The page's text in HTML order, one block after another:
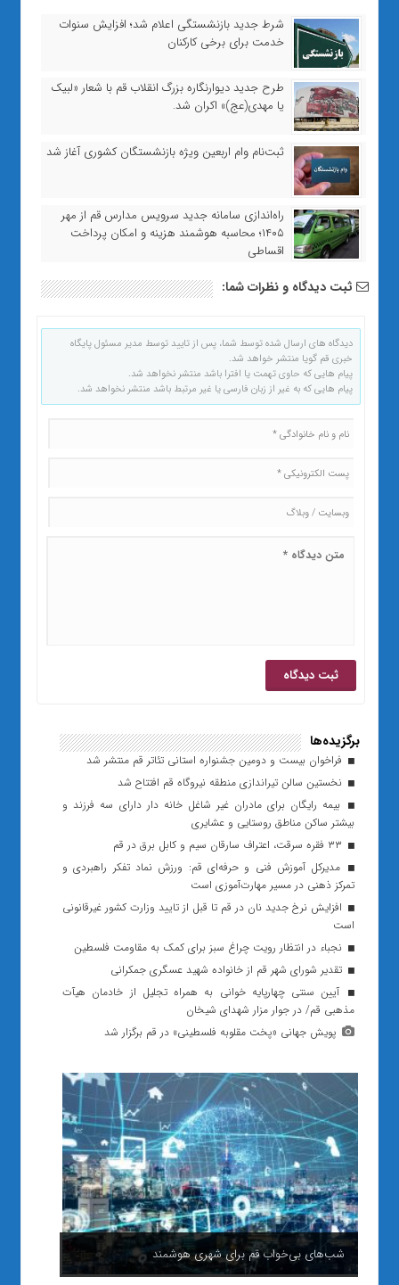
شرط جدید بازنشستگی اعلام شد؛ افزایش سنوات
خدمت برای برخی کارکنان
طرح جدید دیوارنگاره بزرگ انقلاب قم با شعار «لبیک
یا مهدی(عج)» اکران شد.
ثبت‌نام وام اربعین ویژه بازنشستگان کشوری آغاز شد
راه‌اندازی سامانه جدید سرویس مدارس قم از مهر
۱۴۰۵؛ محاسبه هوشمند هزینه و امکان پرداخت
اقساطی
ثبت دیدگاه و نظرات شما:
دیدگاه های ارسال شده توسط شما، پس از تایید توسط مدیر مسئول پایگاه
خبری قم گویا منتشر خواهد شد.
پیام هایی که حاوی تهمت یا افترا باشد منتشر نخواهد شد.
پیام هایی که به غیر از زبان فارسی یا غیر مرتبط باشد منتشر نخواهد شد.
برگزیده‌ها
فراخوان بیست و دومین جشنواره استانی تئاتر قم منتشر شد
نخستین سالن تیراندازی منطقه نیروگاه قم افتتاح شد
بیمه رایگان برای مادران غیر شاغل خانه دار دارای سه فرزند و
بیشتر ساکن مناطق روستایی و عشایری
مدیرکل آموزش فنی و حرفه‌ای قم: ورزش نماد تفکر راهبردی و
تمرکز ذهنی در مسیر مهارت‌آموزی است
افزایش نرخ جدید نان در قم تا قبل از تایید وزارت کشور غیرقانونی
است
نجباء در انتظار رویت چراغ سبز برای کمک به مقاومت فلسطین
تقدیر شورای شهر قم از خانواده شهید عسگری جمکرانی
آیین سنتی چهارپایه خوانی به همراه تجلیل از خادمان هیآت
مذهبی قم/ در جوار مزار شهدای شیخان
پویش جهانی «پخت مقلوبه فلسطینی» در قم برگزار شد
شب‌های بی‌خواب قم برای شهری هوشمند